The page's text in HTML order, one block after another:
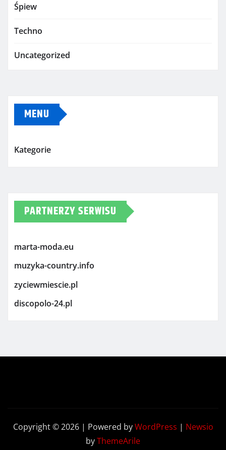
Śpiew
Techno
Uncategorized
MENU
Kategorie
PARTNERZY SERWISU
marta-moda.eu
muzyka-country.info
zyciewmiescie.pl
discopolo-24.pl
Copyright © 2026 | Powered byWordPress | Newsio
byThemeArile